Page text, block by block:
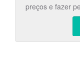
preços e fazer